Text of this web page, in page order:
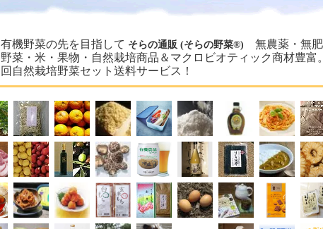
有機野菜の先を目指して そらの通販 (そらの野菜®)
無農薬・無
野菜・米・果物・自然栽培商品＆マクロビオティック商材豊富
回自然栽培野菜セット送料サービス！